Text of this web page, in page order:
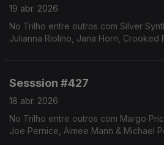
19 abr. 2026
No Trilho entre outros com Silver
Julianna Riolino, Jana Horn, Crooked
Sesssion #427
18 abr. 2026
No Trilho entre outros com Margo
Joe Pernice, Aimee Mann & Michael